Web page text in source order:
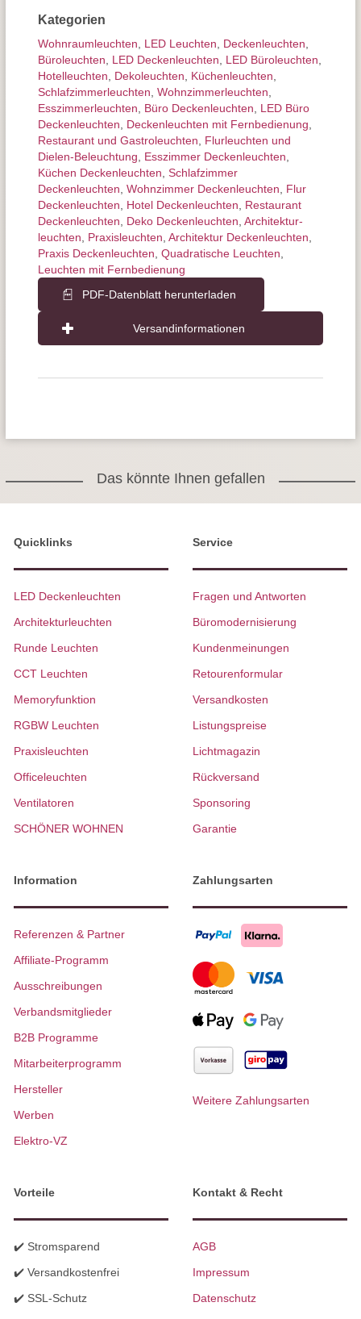
Kategorien
Wohnraum­leuchten LED Leuchten Decken­leuchten
Büroleuchten
LED Deckenleuchten LED Büroleuchten
Hotelleuchten
Dekoleuchten Küchenleuchten
Schlafzimmer­leuchten Wohnzimmer­leuchten
Esszimmer­­leuchten
Büro Deckenleuchten
LED Büro
Deckenleuchten
Deckenleuchten mit Fernbedienung
Restaurant und Gastroleuchten
Flurleuchten und
Dielen-Beleuchtung
Esszimmer Deckenleuchten
Küchen Deckenleuchten Schlafzimmer
Deckenleuchten Wohnzimmer Deckenleuchten
Flur
Deckenleuchten
Hotel Deckenleuchten
Restaurant
Deckenleuchten
Deko Deckenleuchten Architektur­
leuchten
Praxisleuchten Architektur Deckenleuchten
Praxis Deckenleuchten Quadratische Leuchten
Leuchten mit Fernbedienung
PDF-Datenblatt herunterladen
Versandinformationen
Das könnte Ihnen gefallen
Quicklinks
LED Deckenleuchten
Architekturleuchten
Runde Leuchten
CCT Leuchten
Memoryfunktion
RGBW Leuchten
Praxisleuchten
Officeleuchten
Ventilatoren
SCHÖNER WOHNEN
Service
Fragen und Antworten
Büromodernisierung
Kundenmeinungen
Retourenformular
Versandkosten
Listungspreise
Lichtmagazin
Rückversand
Sponsoring
Garantie
Information
Referenzen & Partner
Affiliate-Programm
Ausschreibungen
Verbandsmitglieder
B2B Programme
Mitarbeiterprogramm
Hersteller
Werben
Elektro-VZ
Zahlungsarten
Weitere Zahlungsarten
Vorteile
✔️ Stromsparend
✔️ Versandkostenfrei
✔️ SSL-Schutz
Kontakt & Recht
AGB
Impressum
Datenschutz